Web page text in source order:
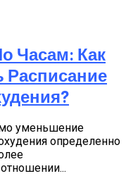
Часам: Как
Расписание
уменьшение
определенно